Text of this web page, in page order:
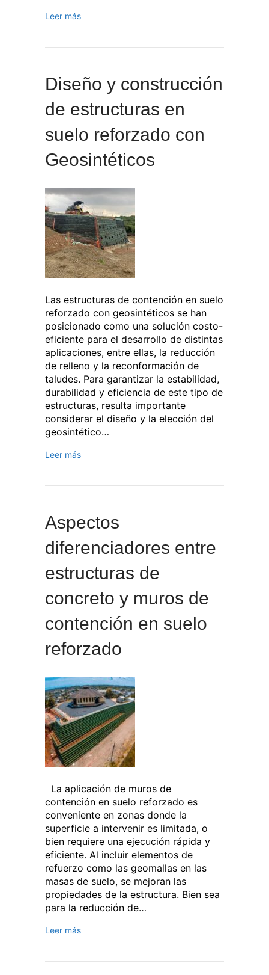
Leer más
Diseño y construcción
de estructuras en
suelo reforzado con
Geosintéticos
Las estructuras de contención en suelo
reforzado con geosintéticos se han
posicionado como una solución costo-
eficiente para el desarrollo de distintas
aplicaciones, entre ellas, la reducción
de relleno y la reconformación de
taludes. Para garantizar la estabilidad,
durabilidad y eficiencia de este tipo de
estructuras, resulta importante
considerar el diseño y la elección del
geosintético…
Leer más
Aspectos
diferenciadores entre
estructuras de
concreto y muros de
contención en suelo
reforzado
La aplicación de muros de
contención en suelo reforzado es
conveniente en zonas donde la
superficie a intervenir es limitada, o
bien requiere una ejecución rápida y
eficiente. Al incluir elementos de
refuerzo como las geomallas en las
masas de suelo, se mejoran las
propiedades de la estructura. Bien sea
para la reducción de…
Leer más